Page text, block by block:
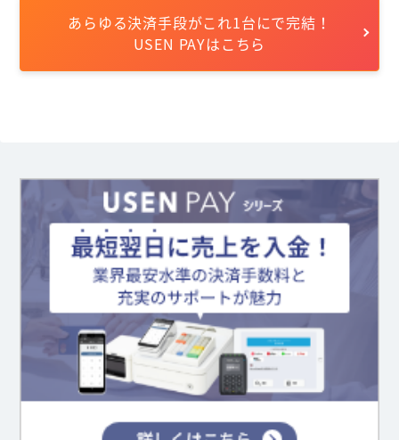
あらゆる決済手段がこれ1台にで完結！
USEN PAYはこちら